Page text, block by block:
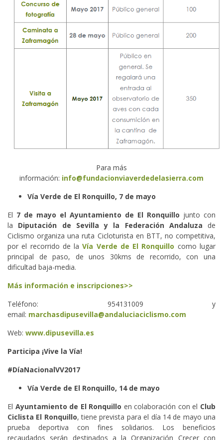
Para más
información: info@fundacionviaverdedelasierra.com
Vía Verde de El Ronquillo, 7 de mayo
El 7 de mayo el Ayuntamiento de El Ronquillo junto con
la Diputación de Sevilla y la Federación Andaluza de
Ciclismo organiza una ruta Cicloturista en BTT, no competitiva,
por el recorrido de laVía Verde de El Ronquillo como lugar
principal de paso, de unos 30kms de recorrido, con una
dificultad baja-media.
Más información e inscripciones>>
Teléfono: 954131009 y
email: marchasdipusevilla@andaluciaciclismo.com
Web: www.dipusevilla.es
Participa ¡Vive la Vía!
#DíaNacionalVV2017
Vía Verde de El Ronquillo, 14 de mayo
El Ayuntamiento de El Ronquillo en colaboración con el Club
Ciclista El Ronquillo, tiene prevista para el día 14 de mayo una
prueba deportiva con fines solidarios. Los beneficios
recaudados serán destinados a la Organización Crecer con